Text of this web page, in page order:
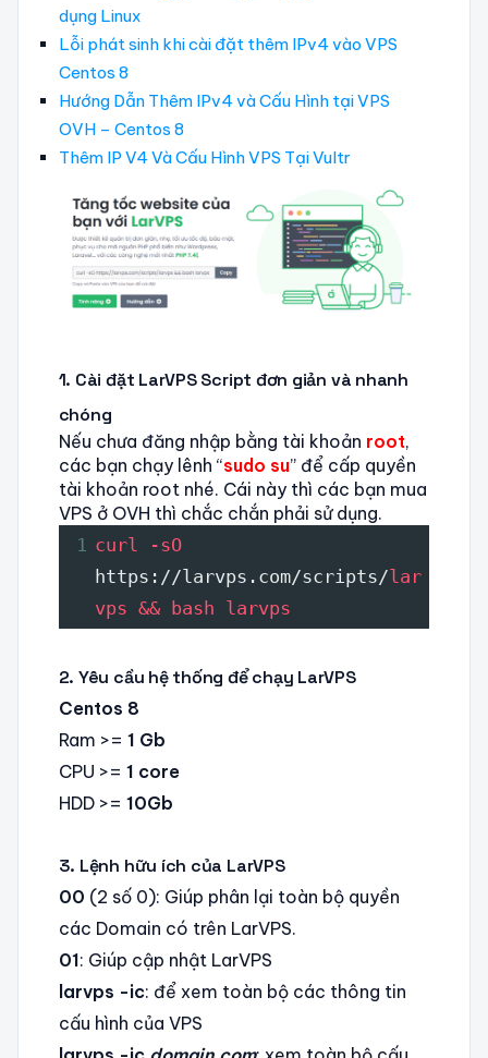
dụng Linux
Lỗi phát sinh khi cài đặt thêm IPv4 vào VPS
Centos 8
Hướng Dẫn Thêm IPv4 và Cấu Hình tại VPS
OVH – Centos 8
Thêm IP V4 Và Cấu Hình VPS Tại Vultr
1. Cài đặt LarVPS Script đơn giản và nhanh
chóng
Nếu chưa đăng nhập bằng tài khoản root,
các bạn chạy lênh “sudo su” để cấp quyền
tài khoản root nhé. Cái này thì các bạn mua
VPS ở OVH thì chắc chắn phải sử dụng.
1 curl -sO
https://larvps.com/scripts/lar
vps &&
bash larvps
2. Yêu cầu hệ thống để chạy LarVPS
Centos 8
Ram >= 1 Gb
CPU >= 1 core
HDD >= 10Gb
3. Lệnh hữu ích của LarVPS
00 (2 số 0): Giúp phân lại toàn bộ quyền
các Domain có trên LarVPS.
01: Giúp cập nhật LarVPS
larvps -ic: để xem toàn bộ các thông tin
cấu hình của VPS